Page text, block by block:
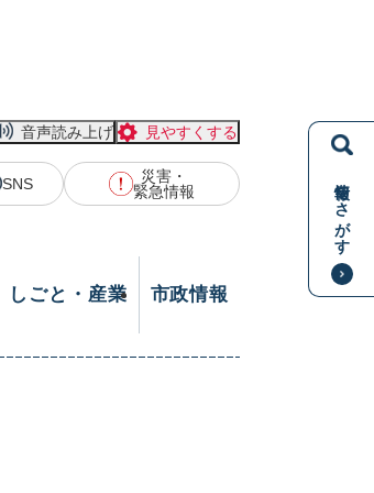
情報をさがす
音声読み上げ 見やすくする
SNS
災害・
緊急情報
しごと・産業 市政情報